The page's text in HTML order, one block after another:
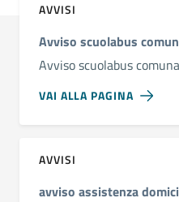
AVVISI
Avviso scuolabus
Avviso scuolabus
VAI ALLA PAGINA
AVVISI
avviso assistenza